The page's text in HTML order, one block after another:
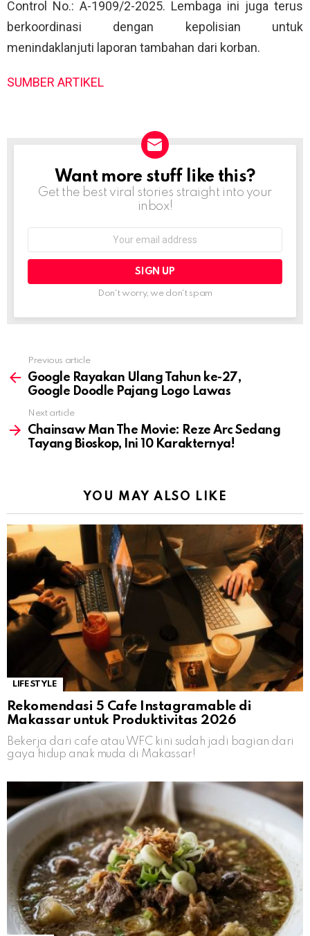
Control No.: A-1909/2-2025. Lembaga ini juga terus
berkoordinasi dengan kepolisian untuk
menindaklanjuti laporan tambahan dari korban.
SUMBER ARTIKEL
NEWSLETTER
Want more stuff like this?
Get the best viral stories straight into your
inbox!
Don't worry, we don't spam
more
Previous article
Google Rayakan Ulang Tahun ke-27,
Google Doodle Pajang Logo Lawas
Next article
Chainsaw Man The Movie: Reze Arc Sedang
Tayang Bioskop, Ini 10 Karakternya!
YOU MAY ALSO LIKE
LIFESTYLE
Rekomendasi 5 Cafe Instagramable di
Makassar untuk Produktivitas 2026
Bekerja dari cafe atau WFC kini sudah jadi bagian dari
gaya hidup anak muda di Makassar!